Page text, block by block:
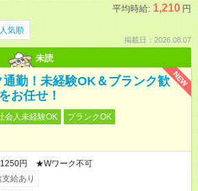
平均時給: 1,210 円
人気順
掲載日：2026.08.07
未読
NEW
勤！未経験OK＆ブランク歓
お任せ！
会人未経験OK
ブランクOK
1250円 ★Wワーク不可
給あり